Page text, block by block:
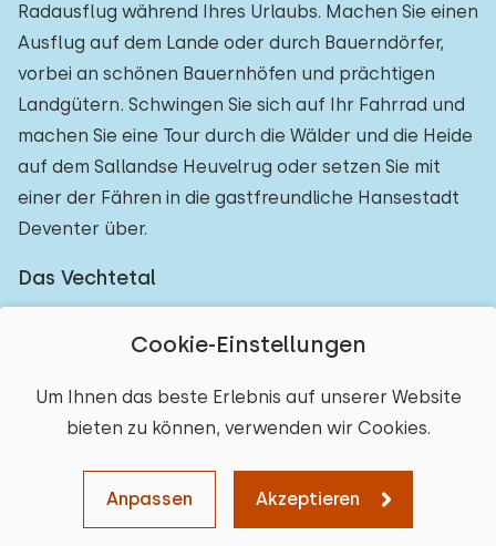
Cookie-Einstellungen
Um Ihnen das beste Erlebnis auf unserer Website
bieten zu können, verwenden wir Cookies.
Anpassen Akzeptieren
Löschen Weiter
Radausflug während Ihres Urlaubs. Machen Sie einen
Ausflug auf dem Lande oder durch Bauerndörfer,
vorbei an schönen Bauernhöfen und prächtigen
Landgütern. Schwingen Sie sich auf Ihr Fahrrad und
machen Sie eine Tour durch die Wälder und die Heide
auf dem Sallandse Heuvelrug oder setzen Sie mit
einer der Fähren in die gastfreundliche Hansestadt
Deventer über.
Das Vechtetal
möglich. Der Fluss ist einer der schönsten Flüsse der
Niederlande und bietet verschiedene Ein- und
Ausstiegsmöglichkeiten. Bei einer Bootsfahrt
leckeren Snack und ein Getränk. Es gibt kleine
Karte Sortieren